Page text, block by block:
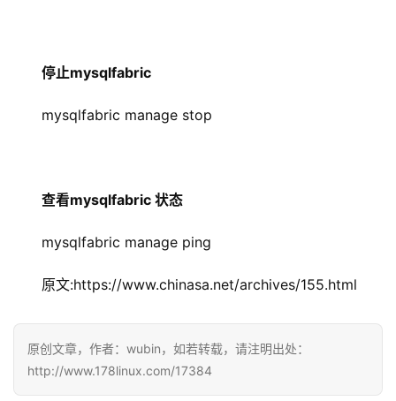
停止mysqlfabric
mysqlfabric manage stop
查看mysqlfabric 状态
mysqlfabric manage ping
原文:https://www.chinasa.net/archives/155.html
原创文章，作者：wubin，如若转载，请注明出处：
http://www.178linux.com/17384